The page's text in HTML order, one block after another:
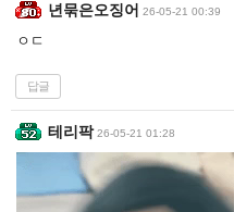
년묶은오징어 26-05-21 00:39
ㅇㄷ
답글
테리팍 26-05-21 01:28